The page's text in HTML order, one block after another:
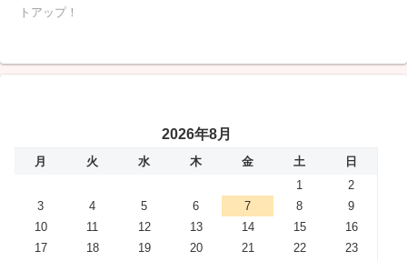
トアップ！
2026年8月
月 火 水 木 金 土
日
1
2
3
4 5 6 7 8
9
10
11 12 13 14 15
16
17
18 19 20 21 22
23